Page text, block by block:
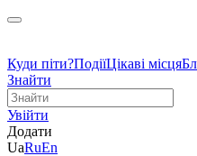
Куди піти?ПодіїЦікаві місця
Знайти
Увійти
Додати
UaRuEn